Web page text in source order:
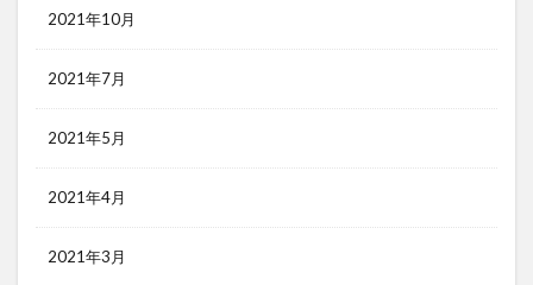
2021年10月
2021年7月
2021年5月
2021年4月
2021年3月